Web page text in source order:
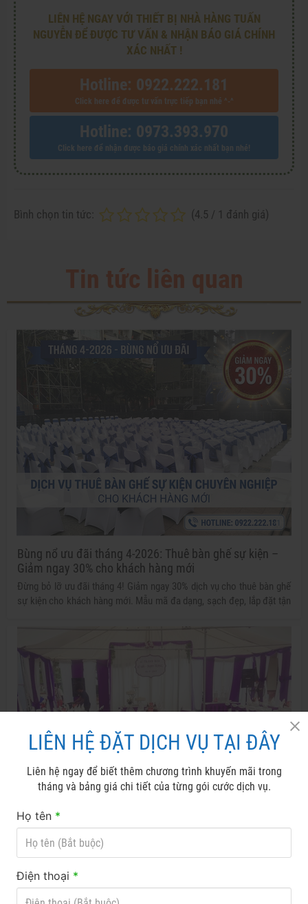
LIÊN HỆ NGAY VỚI THIẾT BỊ NHÀ HÀNG TUẤN
NGUYỄN ĐỂ ĐƯỢC TƯ VẤN & NHẬN BÁO GIÁ CHÍNH
XÁC NHẤT !
Hotline: 0922.222.181
Click here để được tư vấn trực tiếp bạn nhé ^-^
Hotline: 0973.393.970
Click here để nhận được báo giá chính xác nhất bạn nhé!
Bình chọn tin tức: (4.5 / 1 đánh giá)
Tin tức liên quan
Bùng nổ ưu đãi tháng 4-2026: Thuê bàn ghế sự kiện –
Giảm ngay 30% cho khách hàng mới
Đừng bỏ lỡ ưu đãi tháng 4! Giảm ngay 30% dịch vụ cho thuê bàn ghế
sự kiện cho khách hàng mới. Mẫu mã đa dạng, sạch đẹp, lắp đặt tận
Cho thuê bàn ghế giá rẻ tại quận Gò Vấp
Công ty TNHH Thiết bị Tuấn Nguyễn tự hào là đơn vị cung cấp, cho
thuê bàn ghế giá rẻ, uy tín tại quận Gò Vấp với dịch vụ chất lượng cùng
với giá thành vô cùng ưu đãi.
LIÊN HỆ ĐẶT DỊCH VỤ TẠI ĐÂY
Liên hệ ngay để biết thêm chương trình khuyến mãi trong
tháng và bảng giá chi tiết của từng gói cước dịch vụ.
Họ tên *
Điện thoại *